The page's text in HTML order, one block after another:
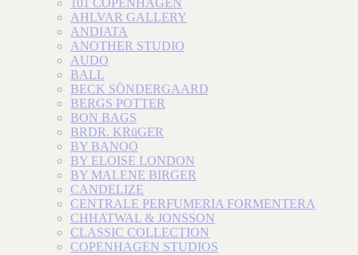
101 COPENHAGEN
AHLVAR GALLERY
ANDIATA
ANOTHER STUDIO
AUDO
BALL
BECK SÖNDERGAARD
BERGS POTTER
BON BAGS
BRDR. KRüGER
BY BANOO
BY ELOISE LONDON
BY MALENE BIRGER
CANDELIZE
CENTRALE PERFUMERIA FORMENTERA
CHHATWAL & JONSSON
CLASSIC COLLECTION
COPENHAGEN STUDIOS